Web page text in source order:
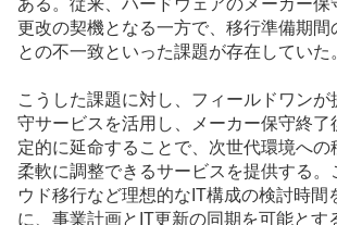
更改の契機となる一方で、移行準備期間
との不一致といった課題が存在していた
こうした課題に対し、フィールドワンが
守サービスを活用し、メーカー保守終了
定的に延命することで、次世代環境への
柔軟に調整できるサービスを提供する。
ウド移行など理想的なIT構成の検討時間
に、事業計画とIT更新の同期を可能とす